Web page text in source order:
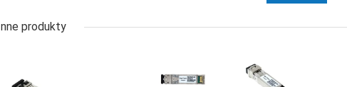
Inne produkty